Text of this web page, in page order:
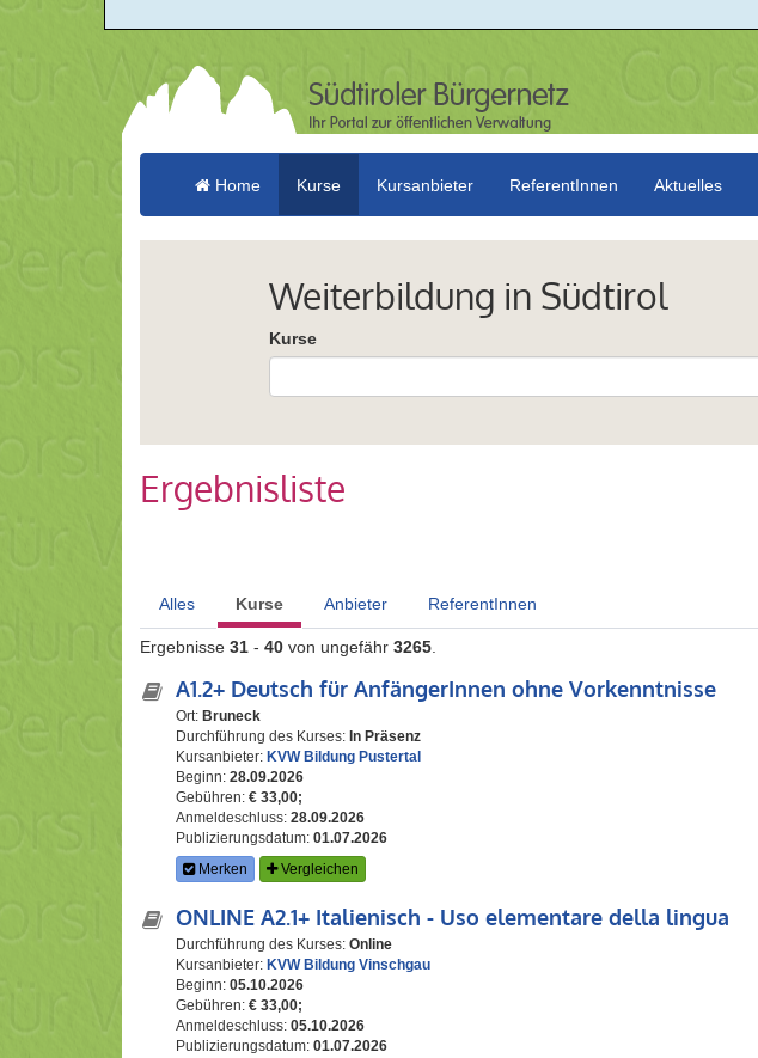
Home Kurse Kursanbieter ReferentInnen Aktuelles
Weiterbildung in Südtirol
Kurse
Ergebnisliste
Alles Kurse Anbieter ReferentInnen
Ergebnisse 31 - 40 von ungefähr 3265
A1.2+ Deutsch für AnfängerInnen ohne Vorkenntnisse
Ort: Bruneck
Durchführung des Kurses: In Präsenz
Kursanbieter: KVW Bildung Pustertal
Beginn: 28.09.2026
Gebühren: € 33,00;
Anmeldeschluss: 28.09.2026
Publizierungsdatum: 01.07.2026
Merken
Vergleichen
ONLINE A2.1+ Italienisch - Uso elementare della lingua
Durchführung des Kurses: Online
Kursanbieter: KVW Bildung Vinschgau
Beginn: 05.10.2026
Gebühren: € 33,00;
Anmeldeschluss: 05.10.2026
Publizierungsdatum: 01.07.2026